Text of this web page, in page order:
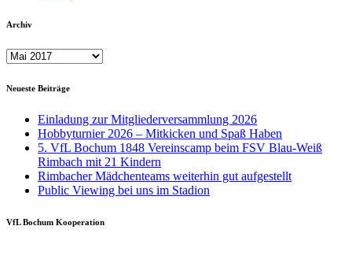
Archiv
Archiv
Neueste Beiträge
Einladung zur Mitgliederversammlung 2026
Hobbyturnier 2026 – Mitkicken und Spaß Haben
5. VfL Bochum 1848 Vereinscamp beim FSV Blau-Weiß
Rimbach mit 21 Kindern
Rimbacher Mädchenteams weiterhin gut aufgestellt
Public Viewing bei uns im Stadion
VfL Bochum Kooperation